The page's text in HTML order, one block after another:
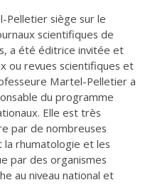
Pelletier siège sur le
scientifiques de
a été éditrice invitée et
ou revues scientifiques et
Martel-Pelletier a
du programme
Elle est très
par de nombreuses
la rhumatologie et les
par des organismes
au niveau national et